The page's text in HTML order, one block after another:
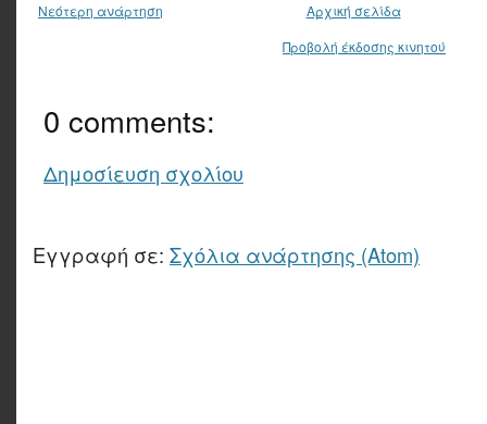
Νεότερη ανάρτηση
Αρχική σελίδα
Προβολή έκδοσης κινητού
0 comments:
Δημοσίευση σχολίου
Εγγραφή σε: Σχόλια ανάρτησης (Atom)